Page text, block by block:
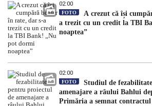
02:00
FOTO
A crezut că își
a trezit cu un credit la TBI
noaptea”
02:00
FOTO
Studiul de
amenajare a râului Bahlui
Primăria a semnat contractul